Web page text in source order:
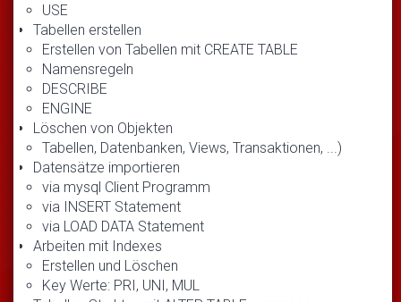
USE
Tabellen erstellen
Erstellen von Tabellen mit CREATE TABLE
Namensregeln
DESCRIBE
ENGINE
Löschen von Objekten
Tabellen, Datenbanken, Views, Transaktionen, ...)
Datensätze importieren
via mysql Client Programm
via INSERT Statement
via LOAD DATA Statement
Arbeiten mit Indexes
Erstellen und Löschen
Key Werte: PRI, UNI, MUL